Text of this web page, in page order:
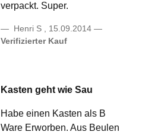
verpackt. Super.
Henri S , 15.09.2014
Verifizierter Kauf
Kasten geht wie Sau
Habe einen Kasten als B
Ware Erworben. Aus Beulen